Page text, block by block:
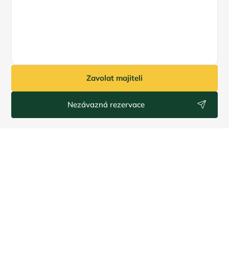
Zavolat majiteli
Nezávazná rezervace